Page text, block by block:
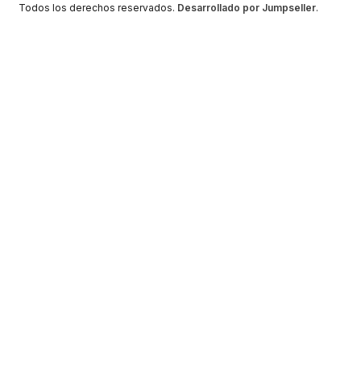
Todos los derechos reservados. Desarrollado por Jumpseller.